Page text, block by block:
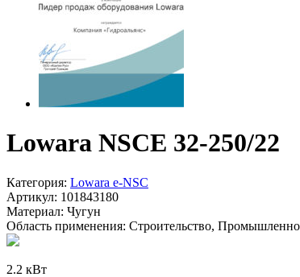
Lowara NSCE 32-250/22
Категория: Lowara e-NSC
Артикул: 101843180
Материал: Чугун
Область применения: Строительство,
2.2 кВт